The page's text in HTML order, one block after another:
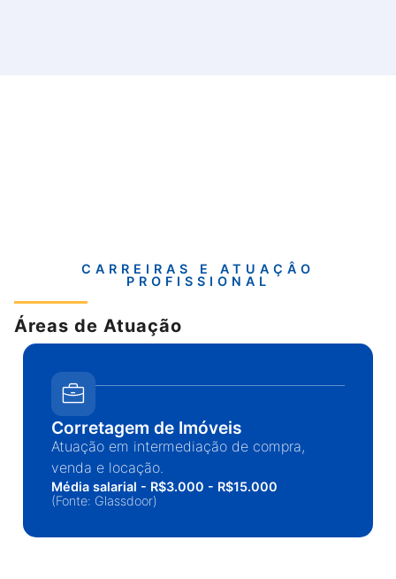
CARREIRAS E ATUAÇÂO
PROFISSIONAL
Áreas de Atuação
Corretagem de Imóveis
Atuação em intermediação de compra,
venda e locação.
Média salarial - R$3.000 - R$15.000
(Fonte: Glassdoor)